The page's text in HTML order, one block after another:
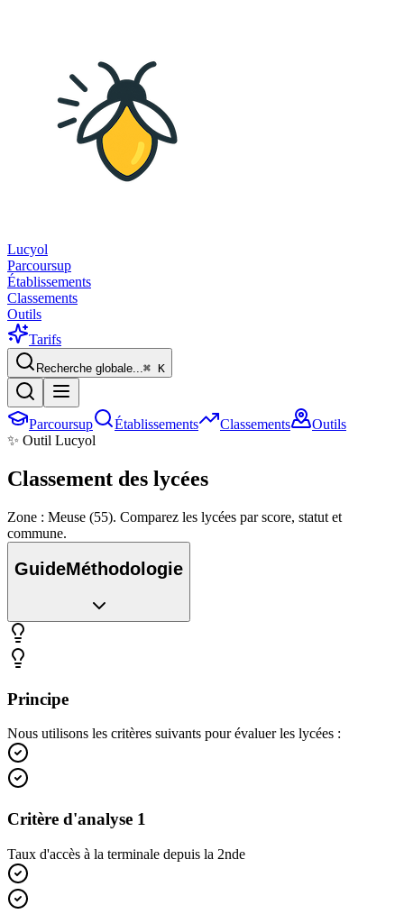
Lucyol
Parcoursup
Établissements
Classements
Outils
Tarifs
Recherche globale...⌘ K
Parcoursup Établissements Classements
Outils
✨ Outil Lucyol
Classement des lycées
Zone : Meuse (55). Comparez les lycées par score, statut et
commune.
GuideMéthodologie
Principe
Nous utilisons les critères suivants pour évaluer les lycées :
Critère d'analyse 1
Taux d'accès à la terminale depuis la 2nde